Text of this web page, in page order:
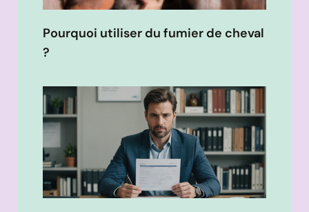
Pourquoi utiliser du fumier de cheval
?